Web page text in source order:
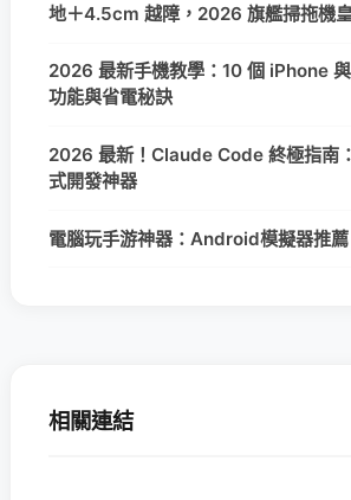
地＋4.5cm 越障，2026 旗艦掃拖機
2026 最新手機教學：10 個 iPhone
功能與省電秘訣
2026 最新！Claude Code 終極指南
式開發神器
電腦玩手游神器：Android模擬器推
相關連結